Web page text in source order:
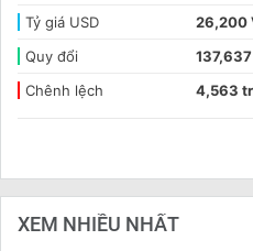
Tỷ giá USD
26,200
Quy đổi
Chênh lệch
4,563
XEM NHIỀU NHẤT